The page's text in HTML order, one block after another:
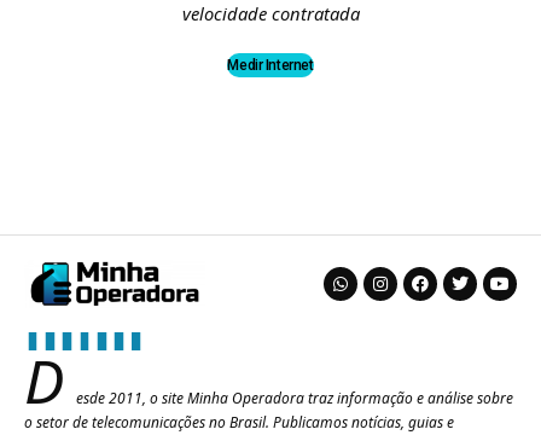
velocidade contratada
Medir Internet
D
esde 2011, o site Minha Operadora traz informação e análise sobre
o setor de telecomunicações no Brasil. Publicamos notícias, guias e